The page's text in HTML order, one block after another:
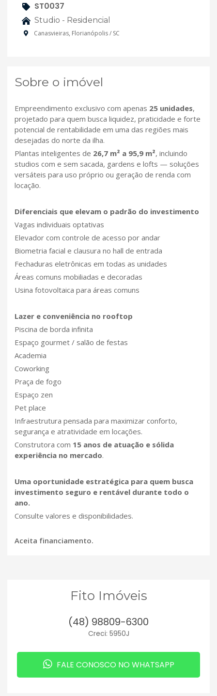
ST0037
Studio - Residencial
Canasvieiras, Florianópolis / SC
Sobre o imóvel
Empreendimento exclusivo com apenas 25 unidades,
projetado para quem busca liquidez, praticidade e forte
potencial de rentabilidade em uma das regiões mais
desejadas do norte da ilha.
Plantas inteligentes de 26,7 m² a 95,9 m², incluindo
studios com e sem sacada, gardens e lofts — soluções
versáteis para uso próprio ou geração de renda com
locação.
Diferenciais que elevam o padrão do investimento
Vagas individuais optativas
Elevador com controle de acesso por andar
Biometria facial e clausura no hall de entrada
Fechaduras eletrônicas em todas as unidades
Áreas comuns mobiliadas e decoradas
Usina fotovoltaica para áreas comuns
Lazer e conveniência no rooftop
Piscina de borda infinita
Espaço gourmet / salão de festas
Academia
Coworking
Praça de fogo
Espaço zen
Pet place
Infraestrutura pensada para maximizar conforto,
segurança e atratividade em locações.
Construtora com 15 anos de atuação e sólida
experiência no mercado.
Uma oportunidade estratégica para quem busca
investimento seguro e rentável durante todo o
ano.
Consulte valores e disponibilidades.
Aceita financiamento.
Fito Imóveis
(48) 98809-6300
Creci: 5950J
FALE CONOSCO NO WHATSAPP